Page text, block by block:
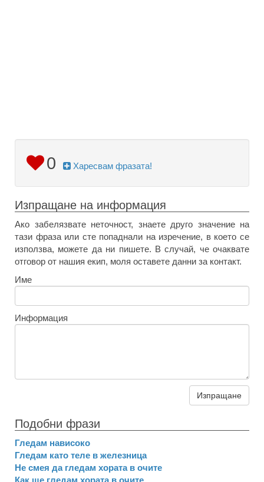
0 Харесвам фразата!
Изпращане на информация
Ако забелязвате неточност, знаете друго значение на
тази фраза или сте попаднали на изречение, в което се
използва, можете да ни пишете. В случай, че очаквате
отговор от нашия екип, моля оставете данни за контакт.
Име
Информация
Изпращане
Подобни фрази
Гледам нависоко
Гледам като теле в железница
Не смея да гледам хората в очите
Как ще гледам хората в очите